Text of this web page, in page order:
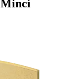
Mincí